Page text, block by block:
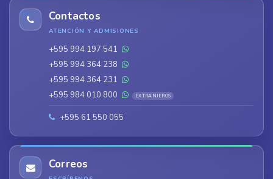
Contactos
ATENCIÓN Y ADMISIONES
+595 994 197 541
+595 994 364 238
+595 994 364 231
+595 984 010 800
EXTRANJEROS
+595 61 550 055
Correos